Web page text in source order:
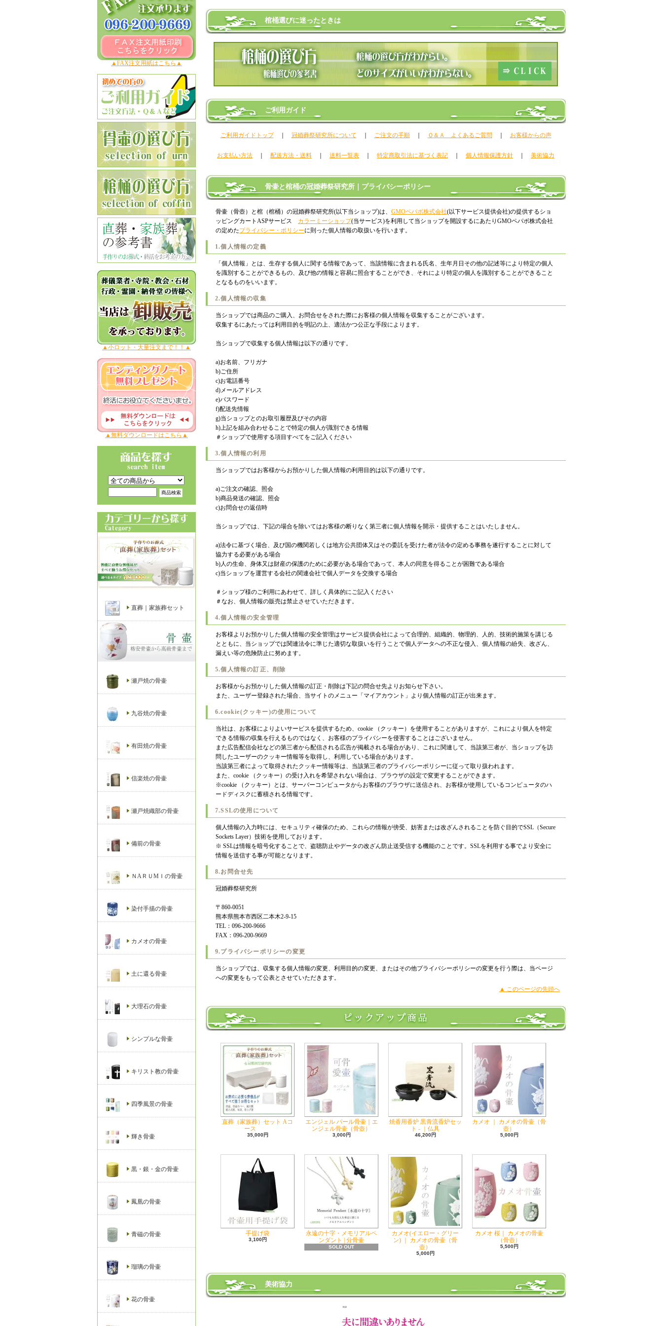
▲FAX注文用紙はこちら▲
▲小ロット・大量注文まで！！▲
▲無料ダウンロードはこちら▲
直葬｜家族葬セット
瀬戸焼の骨壷
九谷焼の骨壷
有田焼の骨壷
信楽焼の骨壷
瀬戸焼織部の骨壷
備前の骨壷
ＮAＲＵМＩの骨壷
染付手描の骨壷
カメオの骨壷
土に還る骨壷
大理石の骨壷
シンプルな骨壷
キリスト教の骨壷
四季風景の骨壷
輝き骨壷
黒・銀・金の骨壷
鳳凰の骨壷
青磁の骨壷
瑠璃の骨壷
花の骨壷
棺桶選びに迷ったときは
ご利用ガイド
ご利用ガイドトップ｜ 冠婚葬祭研究所について ご注文の手順｜ Ｑ＆Ａ よくあるご質問 お客様からの声
お支払い方法 配送方法・送料 送料一覧表 特定商取引法に基づく表記 個人情報保護方針 美術協力
骨壷と棺桶の冠婚葬祭研究所｜プライバシーポリシー
骨壷（骨壺）と棺（棺桶）の冠婚葬祭研究所(以下当ショップ)は、 GMOペパボ株式会社(以下サービス提供会社)の提供するショ
ッピングカートASPサービス カラーミーショップ(当サービス)を利用して当ショップを開設するにあたりGMOペパボ株式会社
の定めたプライバシー・ポリシーに則った個人情報の取扱いを行います。
1.個人情報の定義
「個人情報」とは、生存する個人に関する情報であって、当該情報に含まれる氏名、生年月日その他の記述等により特定の個人
を識別することができるもの、及び他の情報と容易に照合することができ、それにより特定の個人を識別することができること
となるものをいいます。
2.個人情報の収集
当ショップでは商品のご購入、お問合せをされた際にお客様の個人情報を収集することがございます。
収集するにあたっては利用目的を明記の上、適法かつ公正な手段によります。
当ショップで収集する個人情報は以下の通りです。
a)お名前、フリガナ
b)ご住所
c)お電話番号
d)メールアドレス
e)パスワード
f)配送先情報
g)当ショップとのお取引履歴及びその内容
h)上記を組み合わせることで特定の個人が識別できる情報
＃ショップで使用する項目すべてをご記入ください
3.個人情報の利用
当ショップではお客様からお預かりした個人情報の利用目的は以下の通りです。
a)ご注文の確認、照会
b)商品発送の確認、照会
c)お問合せの返信時
当ショップでは、下記の場合を除いてはお客様の断りなく第三者に個人情報を開示・提供することはいたしません。
a)法令に基づく場合、及び国の機関若しくは地方公共団体又はその委託を受けた者が法令の定める事務を遂行することに対して
協力する必要がある場合
b)人の生命、身体又は財産の保護のために必要がある場合であって、本人の同意を得ることが困難である場合
c)当ショップを運営する会社の関連会社で個人データを交換する場合
＃ショップ様のご利用にあわせて、詳しく具体的にご記入ください
＃なお、個人情報の販売は禁止させていただきます。
4.個人情報の安全管理
お客様よりお預かりした個人情報の安全管理はサービス提供会社によって合理的、組織的、物理的、人的、技術的施策を講じる
とともに、当ショップでは関連法令に準じた適切な取扱いを行うことで個人データへの不正な侵入、個人情報の紛失、改ざん、
漏えい等の危険防止に努めます。
5.個人情報の訂正、削除
お客様からお預かりした個人情報の訂正・削除は下記の問合せ先よりお知らせ下さい。
また、ユーザー登録された場合、当サイトのメニュー「マイアカウント」より個人情報の訂正が出来ます。
6.cookie(クッキー)の使用について
当社は、お客様によりよいサービスを提供するため、cookie （クッキー）を使用することがありますが、これにより個人を特定
できる情報の収集を行えるものではなく、お客様のプライバシーを侵害することはございません。
また広告配信会社などの第三者から配信される広告が掲載される場合があり、これに関連して、当該第三者が、当ショップを訪
問したユーザーのクッキー情報等を取得し、利用している場合があります。
当該第三者によって取得されたクッキー情報等は、当該第三者のプライバシーポリシーに従って取り扱われます。
また、cookie （クッキー）の受け入れを希望されない場合は、ブラウザの設定で変更することができます。
※cookie （クッキー）とは、サーバーコンピュータからお客様のブラウザに送信され、お客様が使用しているコンピュータのハ
ードディスクに蓄積される情報です。
7.SSLの使用について
個人情報の入力時には、セキュリティ確保のため、これらの情報が傍受、妨害または改ざんされることを防ぐ目的でSSL（Secure
Sockets Layer）技術を使用しております。
※ SSLは情報を暗号化することで、盗聴防止やデータの改ざん防止送受信する機能のことです。SSLを利用する事でより安全に
情報を送信する事が可能となります。
8.お問合せ先
冠婚葬祭研究所
〒860-0051
熊本県熊本市西区二本木2-9-15
TEL：096-200-9666
FAX：096-200-9669
9.プライバシーポリシーの変更
当ショップでは、収集する個人情報の変更、利用目的の変更、またはその他プライバシーポリシーの変更を行う際は、当ページ
への変更をもって公表とさせていただきます。
▲ このページの先頭へ
直葬（家族葬）セット Aコ
ース
35,000円
エンジェル パール骨壷｜エ
ンジェル骨壷（骨壺）
3,000円
焼香用香炉 黒青流香炉セッ
ト - ｜仏具
46,200円
カメオ ｜ カメオの骨壷（骨
壺）
5,000円
手提げ袋
3,100円
永遠の十字・メモリアルペ
ンダント | 分骨壷
SOLD OUT
カメオ(イエロー・グリー
ン) ｜ カメオの骨壷（骨
壺）
5,000円
カメオ 桜｜ カメオの骨壷
（骨壺）
5,500円
美術協力